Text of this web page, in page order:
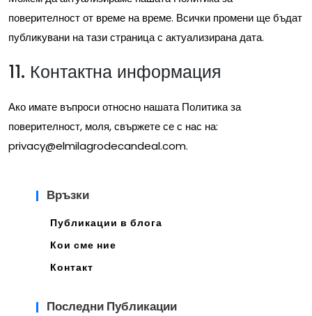
поверителност от време на време. Всички промени ще бъдат
публикувани на тази страница с актуализирана дата.
11. Контактна информация
Ако имате въпроси относно нашата Политика за
поверителност, моля, свържете се с нас на:
privacy@elmilagrodecandeal.com.
Връзки
Публикации в блога
Кои сме ние
Контакт
Последни Публикации